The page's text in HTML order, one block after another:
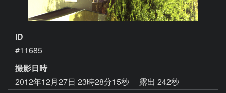
ID
#11685
撮影日時
2012年12月27日 23時28分15秒
露出 242秒